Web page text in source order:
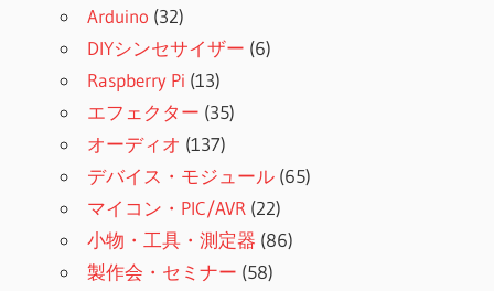
Arduino (32)
DIYシンセサイザー (6)
Raspberry Pi (13)
エフェクター (35)
オーディオ (137)
デバイス・モジュール (65)
マイコン・PIC/AVR (22)
小物・工具・測定器 (86)
製作会・セミナー (58)